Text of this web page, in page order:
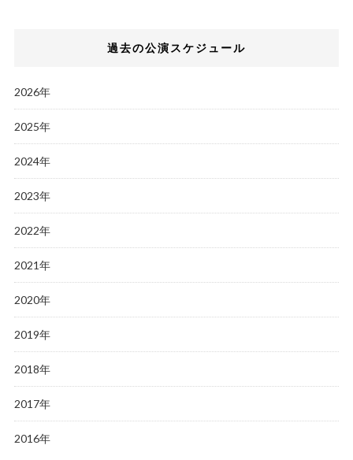
過去の公演スケジュール
2026年
2025年
2024年
2023年
2022年
2021年
2020年
2019年
2018年
2017年
2016年